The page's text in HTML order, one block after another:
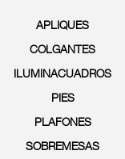
APLIQUES
COLGANTES
ILUMINACUADROS
PIES
PLAFONES
SOBREMESAS